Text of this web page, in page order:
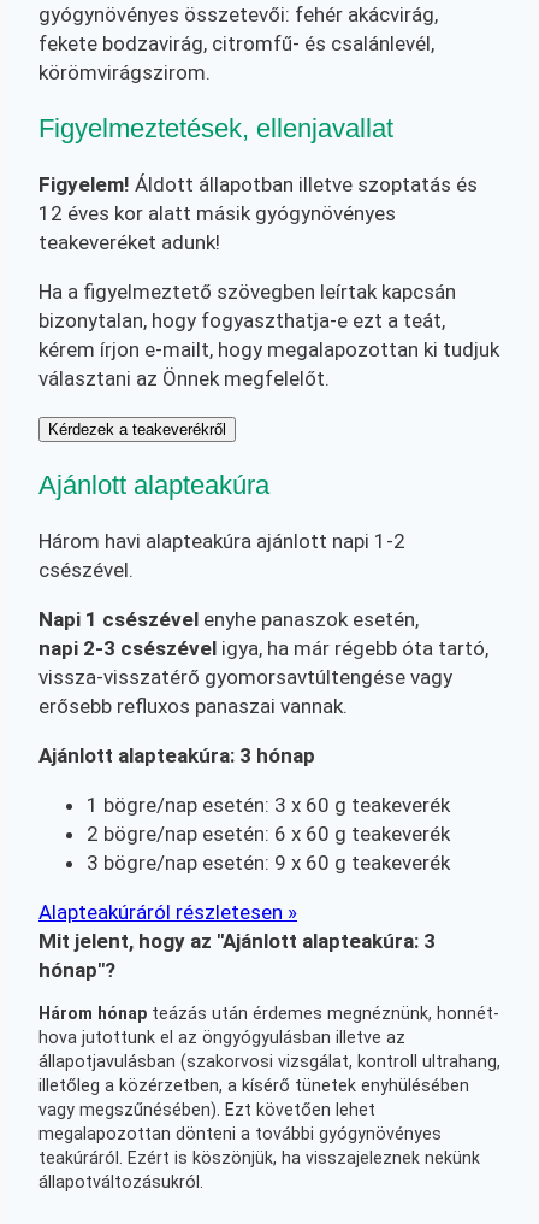
gyógynövényes összetevői: fehér akácvirág,
fekete bodzavirág, citromfű- és csalánlevél,
körömvirágszirom.
Figyelmeztetések, ellenjavallat
Figyelem! Áldott állapotban illetve szoptatás és
12 éves kor alatt másik gyógynövényes
teakeveréket adunk!
Ha a figyelmeztető szövegben leírtak kapcsán
bizonytalan, hogy fogyaszthatja-e ezt a teát,
kérem írjon e-mailt, hogy megalapozottan ki tudjuk
választani az Önnek megfelelőt.
Kérdezek a teakeverékről
Ajánlott alapteakúra
Három havi alapteakúra ajánlott napi 1-2
csészével.
Napi 1 csészével enyhe panaszok esetén,
napi 2-3 csészével igya, ha már régebb óta tartó,
vissza-visszatérő gyomorsavtúltengése vagy
erősebb refluxos panaszai vannak.
Ajánlott alapteakúra: 3 hónap
1 bögre/nap esetén: 3 x 60 g teakeverék
2 bögre/nap esetén: 6 x 60 g teakeverék
3 bögre/nap esetén: 9 x 60 g teakeverék
Alapteakúráról részletesen »
Mit jelent, hogy az "Ajánlott alapteakúra: 3
hónap"?
Három hónap teázás után érdemes megnéznünk, honnét-
hova jutottunk el az öngyógyulásban illetve az
állapotjavulásban (szakorvosi vizsgálat, kontroll ultrahang,
illetőleg a közérzetben, a kísérő tünetek enyhülésében
vagy megszűnésében). Ezt követően lehet
megalapozottan dönteni a további gyógynövényes
teakúráról. Ezért is köszönjük, ha visszajeleznek nekünk
állapotváltozásukról.